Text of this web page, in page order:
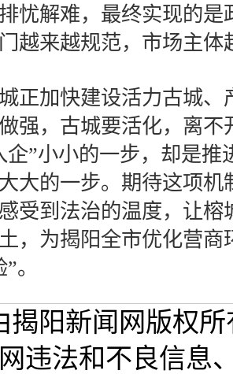
忧解难，最终实现的是
越来越规范，市场主体
加快建设活力古城、
强，古城要活化，离
企”小小的一步，却是推
大的一步。期待这项机
受到法治的温度，让榕
，为揭阳全市优化营商
。
揭阳新闻网版权
违法和不良信息